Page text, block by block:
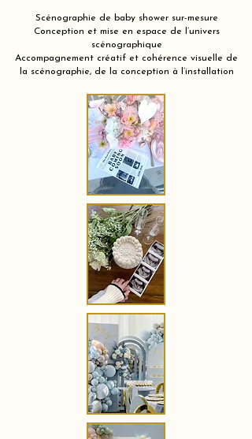
Scénographie de baby shower sur-mesure
Conception et mise en espace de l’univers
scénographique
Accompagnement créatif et cohérence visuelle de
la scénographie, de la conception à l’installation